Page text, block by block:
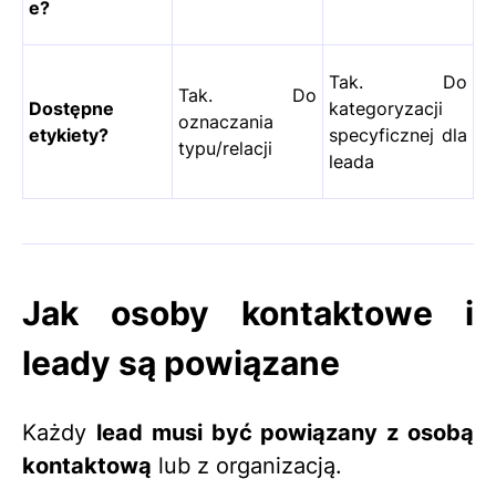
e?
Dostępne
etykiety?
Tak. Do
oznaczania
typu/relacji
Tak. Do
kategoryzacji
specyficznej dla
leada
Jak osoby kontaktowe i
leady są powiązane
Każdy lead musi być powiązany z osobą
kontaktową lub z organizacją.